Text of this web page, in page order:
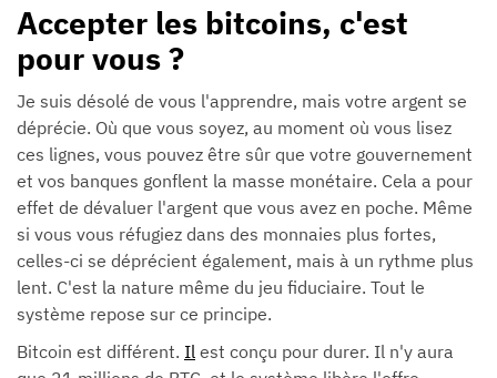
Accepter les bitcoins, c'est
pour vous ?
Je suis désolé de vous l'apprendre, mais votre argent se
déprécie. Où que vous soyez, au moment où vous lisez
ces lignes, vous pouvez être sûr que votre gouvernement
et vos banques gonflent la masse monétaire. Cela a pour
effet de dévaluer l'argent que vous avez en poche. Même
si vous vous réfugiez dans des monnaies plus fortes,
celles-ci se déprécient également, mais à un rythme plus
lent. C'est la nature même du jeu fiduciaire. Tout le
système repose sur ce principe.
Bitcoin est différent. Il est conçu pour durer. Il n'y aura